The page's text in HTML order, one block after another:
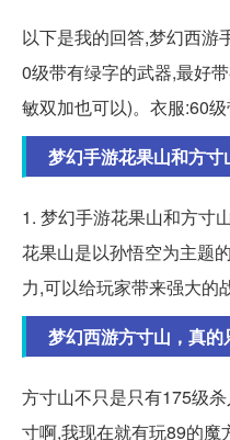
以下是我的回答,梦幻西游
0级带有绿字的武器,最好
敏双加也可以)。衣服:60
梦幻手游花果山和方寸
1. 梦幻手游花果山和方寸
花果山是以孙悟空为主题
力,可以给玩家带来强大的
梦幻西游方寸山，真
方寸山不只是只有175级
寸啊,我现在就有玩89的